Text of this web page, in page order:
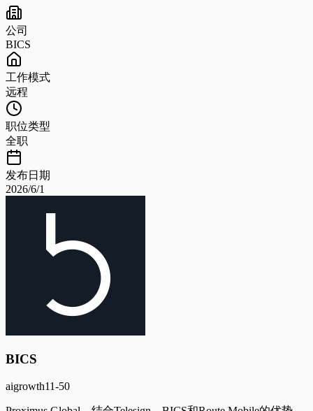
公司
BICS
工作模式
远程
职位类型
全职
发布日期
2026/6/1
BICS
aigrowth11-50